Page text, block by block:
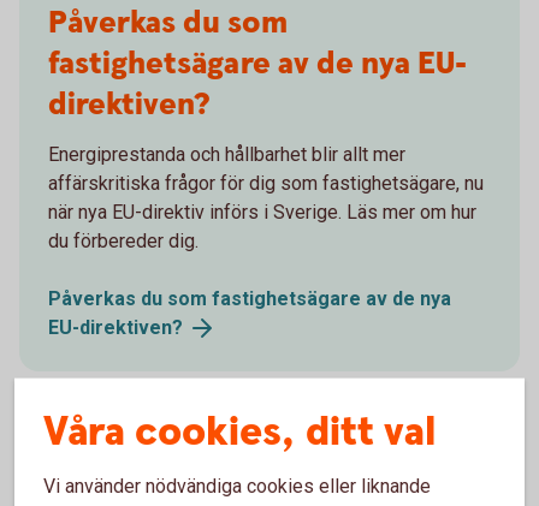
Påverkas du som
fastighetsägare av de nya EU-
direktiven?
Energiprestanda och hållbarhet blir allt mer
affärskritiska frågor för dig som fastighetsägare, nu
när nya EU-direktiv införs i Sverige. Läs mer om hur
du förbereder dig.
Påverkas du som fastighetsägare av de nya
EU-direktiven?
Tips
Våra cookies, ditt val
Vi använder nödvändiga cookies eller liknande